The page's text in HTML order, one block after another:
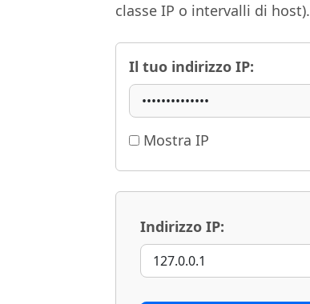
classe IP o intervalli di host).
Il tuo indirizzo IP:
Mostra IP
Indirizzo IP: